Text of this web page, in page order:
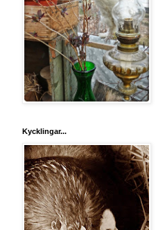
Kycklingar...